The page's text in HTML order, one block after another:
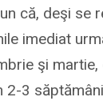
că, deşi se
imediat
şi
3